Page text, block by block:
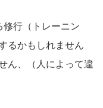
修行（トレーニン
るかもしれません
ん、（人によって違